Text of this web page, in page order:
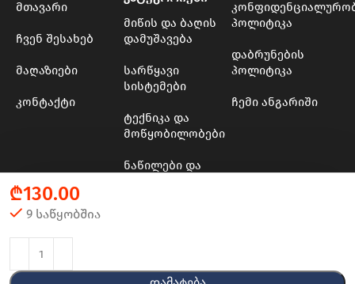
₾130.00
9 საწყობშია
მთავარი
ჩვენ შესახებ
მაღაზიები
კონტაქტი
მიწის და ბაღის
დამუშავება
სარწყავი
სისტემები
ტექნიკა და
მოწყობილობები
ნაწილები და
პოლიტიკა
დაბრუნების
პოლიტიკა
ჩემი ანგარიში
© 2024 - 2025 Transporter